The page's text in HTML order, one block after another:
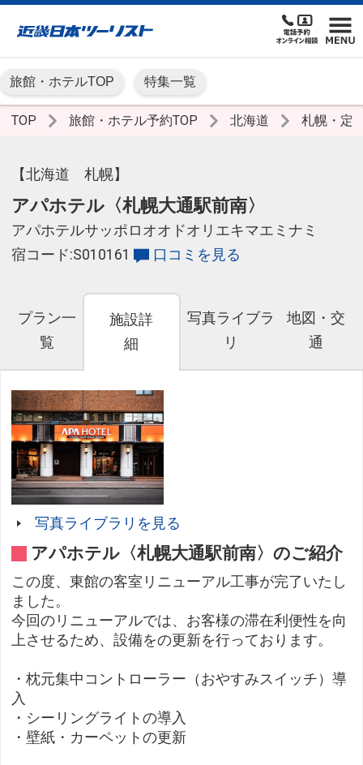
旅館・ホテルTOP 特集一覧
TOP 旅館・ホテル予約TOP 北海道 札幌・定
【北海道 札幌】
アパホテル〈札幌大通駅前南〉
アパホテルサッポロオオドオリエキマエミナミ
宿コード:S010161
口コミを見る
プラン一
覧
施設詳
細
写真ライブラ
リ
地図・交
通
写真ライブラリを見る
アパホテル〈札幌大通駅前南〉のご紹介
この度、東館の客室リニューアル工事が完了いたし
ました。
今回のリニューアルでは、お客様の滞在利便性を向
上させるため、設備をの更新を行っております。
・枕元集中コントローラー（おやすみスイッチ）導
入
・シーリングライトの導入
・壁紙・カーペットの更新